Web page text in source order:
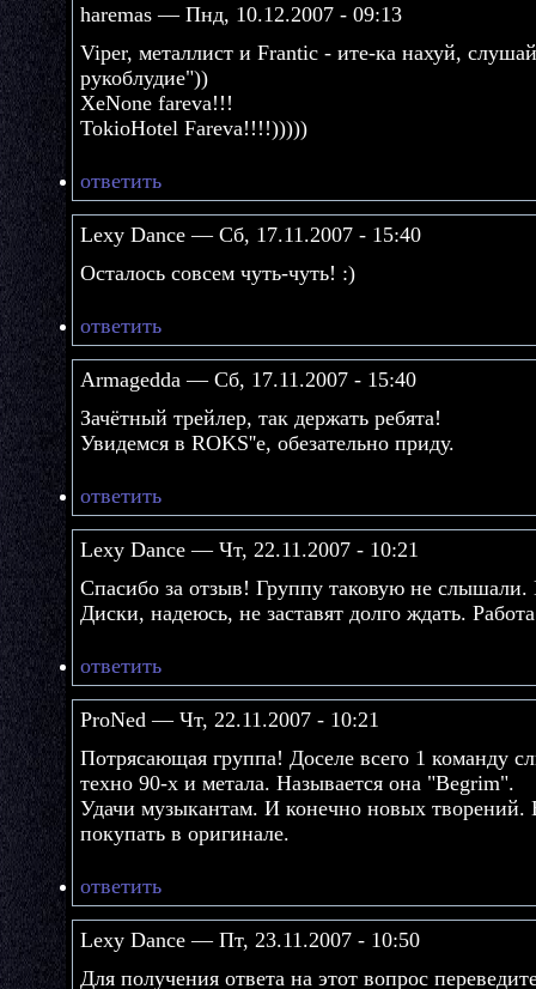
haremas — Пнд, 10.12.2007 - 09:13
Viper, металлист и Frantic - ите-ка нахуй,
рукоблудие"))
XeNone fareva!!!
TokioHotel Fareva!!!!)))))
ответить
Lexy Dance — Сб, 17.11.2007 - 15:40
Осталось совсем чуть-чуть! :)
ответить
Armagedda — Сб, 17.11.2007 - 15:40
Зачётный трейлер, так держать ребята!
Увидемся в ROKS''е, обезательно приду.
ответить
Lexy Dance — Чт, 22.11.2007 - 10:21
Спасибо за отзыв! Группу таковую не слышали.
Диски, надеюсь, не заставят долго ждать.
ответить
ProNed — Чт, 22.11.2007 - 10:21
Потрясающая группа! Доселе всего 1 команду
техно 90-х и метала. Называется она "Begrim".
Удачи музыкантам. И конечно новых творений.
покупать в оригинале.
ответить
Lexy Dance — Пт, 23.11.2007 - 10:50
Для получения ответа на этот вопрос